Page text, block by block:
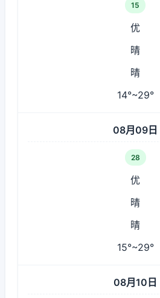
15
优
晴
晴
14°~29°
08月09日
28
优
晴
晴
15°~29°
08月10日